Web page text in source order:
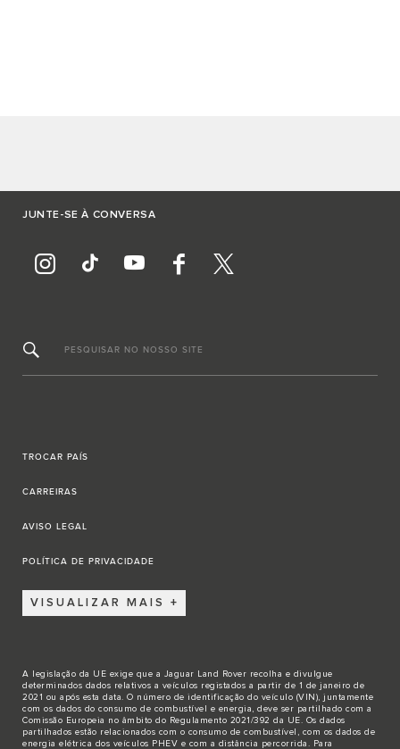
JUNTE-SE À CONVERSA
PESQUISAR NO NOSSO SITE
TROCAR PAÍS
CARREIRAS
AVISO LEGAL
POLÍTICA DE PRIVACIDADE
VISUALIZAR MAIS
A legislação da UE exige que a Jaguar Land Rover recolha e divulgue
determinados dados relativos a veículos registados a partir de 1 de janeiro de
2021 ou após esta data. O número de identificação do veículo (VIN), juntamente
com os dados do consumo de combustível e energia, deve ser partilhado com a
Comissão Europeia no âmbito do Regulamento 2021/392 da UE. Os dados
partilhados estão relacionados com o consumo de combustível, com os dados de
energia elétrica dos veículos PHEV e com a distância percorrida. Para